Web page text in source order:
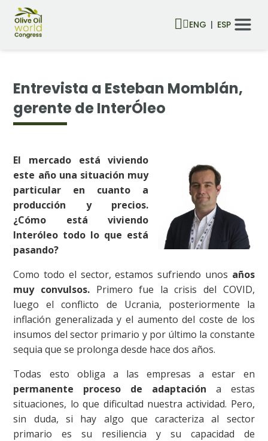
ENG ESP
Entrevista a Esteban Momblán,
gerente de InterÓleo
El mercado está viviendo
este año una situación muy
particular en cuanto a
producción y precios.
¿Cómo está viviendo
Interóleo todo lo que est
pasando?
Como todo el sector, estamos sufriendo unos años
muy convulsos. Primero fue la crisis del COVID,
luego el conflicto de Ucrania, posteriormente la
inflación generalizada y el aumento del coste de los
insumos del sector primario y por último la constante
sequia que se prolonga desde hace dos años.
Todas esto obliga a las empresas a estar en
permanente proceso de adaptación a estas
situaciones, lo que dificultad nuestra actividad. Pero,
sin duda, si hay algo que caracteriza al sector
primario es su resiliencia y su capacidad de